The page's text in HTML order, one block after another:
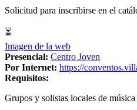
Solicitud para inscribirse en el
⏳
Imagen de la web
Presencial: Centro Joven
Por Internet: https://
Requisitos:
Grupos y solistas locales de